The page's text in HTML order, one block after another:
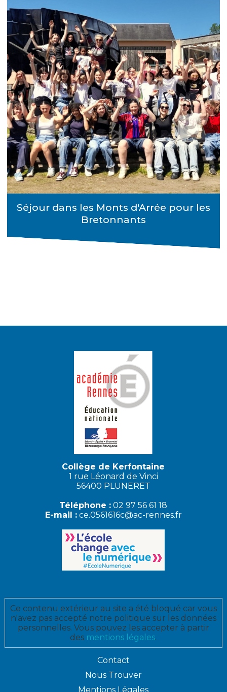
Séjour dans les Monts d'Arrée pour les
Bretonnants
Collège de Kerfontaine
1 rue Léonard de Vinci
56400 PLUNERET
Téléphone : 02 97 56 61 18
E-mail : ce.0561616c@ac-rennes.fr
Ce contenu extérieur au site a été bloqué car vous
n'avez pas accepté notre politique sur les données
personnelles. Vous pouvez les accepter à partir
des mentions légales.
Contact
Nous Trouver
Mentions Légales